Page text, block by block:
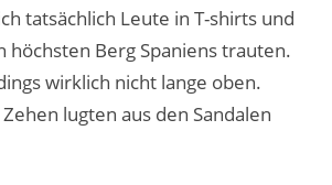
tatsächlich Leute in T-shirts und
höchsten Berg Spaniens trauten.
wirklich nicht lange oben.
lugten aus den Sandalen